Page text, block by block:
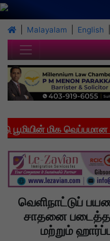
Malayalam English
மிக வெப்பமான
வெளிநாட்டுப்
சாதனை
மற்றும்